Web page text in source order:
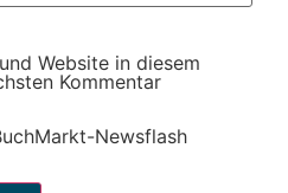
Website in diesem
Kommentar
Newsflash